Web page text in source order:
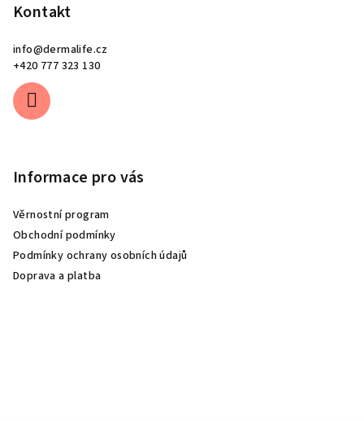
Kontakt
info@dermalife.cz
+420 777 323 130
Informace pro vás
Věrnostní program
Obchodní podmínky
Podmínky ochrany osobních údajů
Doprava a platba